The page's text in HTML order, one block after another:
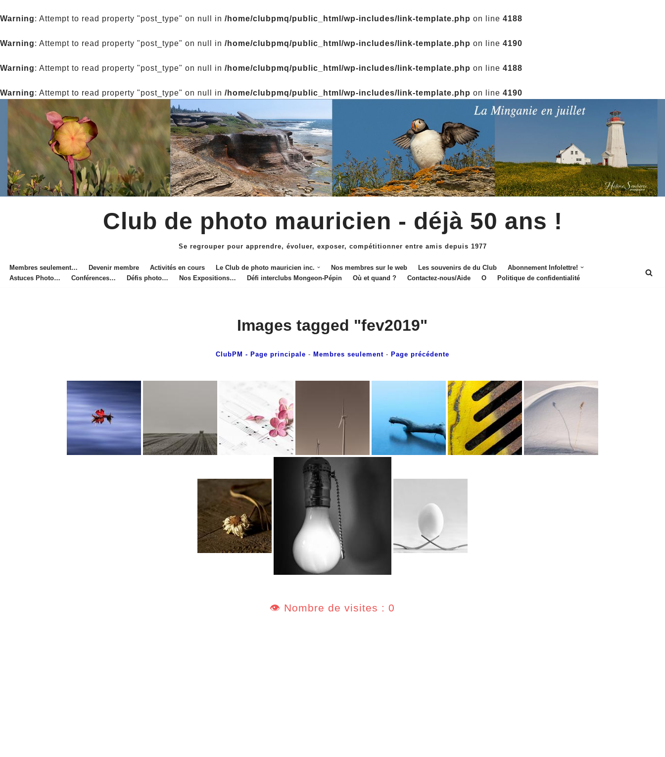
Warning: Attempt to read property "post_type" on null in /home/clubpmq/public_html/wp-includes/link-template.php on line 4188
Warning: Attempt to read property "post_type" on null in /home/clubpmq/public_html/wp-includes/link-template.php on line 4190
Warning: Attempt to read property "post_type" on null in /home/clubpmq/public_html/wp-includes/link-template.php on line 4188
Warning: Attempt to read property "post_type" on null in /home/clubpmq/public_html/wp-includes/link-template.php on line 4190
Club de photo mauricien - déjà 50 ans !
Se regrouper pour apprendre, évoluer, exposer, compétitionner entre amis depuis 1977
Membres seulement… Devenir membre Activités en cours Le Club de photo mauricien inc. Nos membres sur le web Les souvenirs de du Club
Abonnement Infolettre!
Astuces Photo…
Conférences… Défis photo… Nos Expositions… Défi interclubs Mongeon-Pépin Où et quand ? Contactez-nous/Aide O Politique de confidentialité
Images tagged "fev2019"
ClubPM - Page principale - Membres seulement- Page précédente
👁️ Nombre de visites : 0